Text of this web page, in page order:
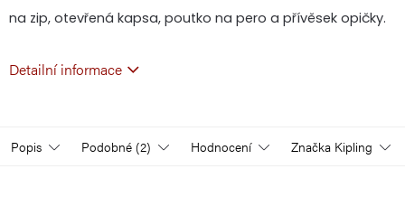
na zip, otevřená kapsa, poutko na pero a přívěsek opičky.
Detailní informace
Popis Podobné (2) Hodnocení Značka Kipling